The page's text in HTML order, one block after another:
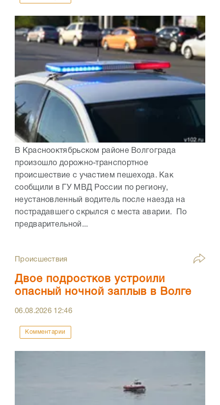
В Краснооктябрьском районе Волгограда
произошло дорожно-транспортное
происшествие с участием пешехода. Как
сообщили в ГУ МВД России по региону,
неустановленный водитель после наезда на
пострадавшего скрылся с места аварии. По
предварительной...
Происшествия
Двое подростков устроили
опасный ночной заплыв в Волге
06.08.2026 12:46
Комментарии